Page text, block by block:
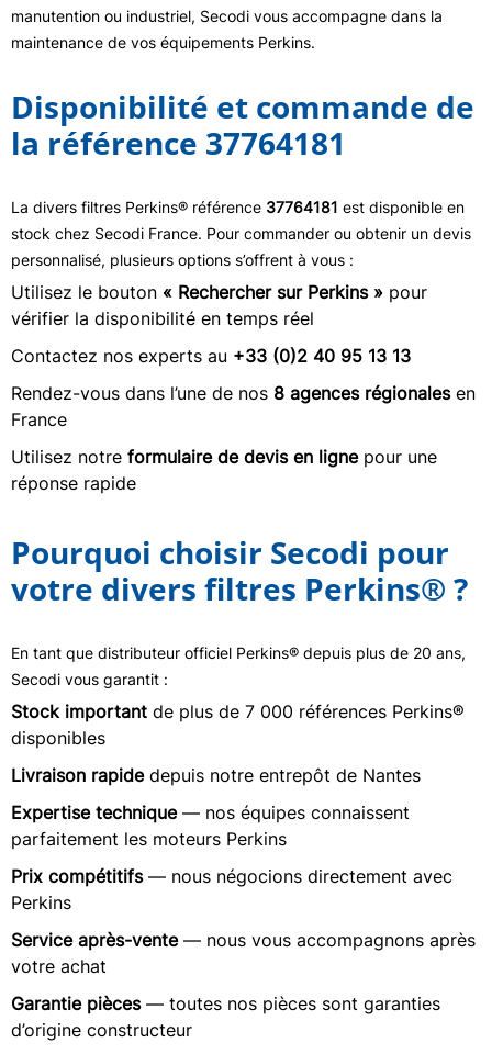
manutention ou industriel, Secodi vous accompagne dans la
maintenance de vos équipements Perkins.
Disponibilité et commande de
la référence 37764181
La divers filtres Perkins® référence 37764181 est disponible en
stock chez Secodi France. Pour commander ou obtenir un devis
personnalisé, plusieurs options s’offrent à vous :
Utilisez le bouton « Rechercher sur Perkins » pour
vérifier la disponibilité en temps réel
Contactez nos experts au +33 (0)2 40 95 13 13
Rendez-vous dans l’une de nos 8 agences régionalesen
France
Utilisez notre formulaire de devis en lignepour une
réponse rapide
Pourquoi choisir Secodi pour
votre divers filtres Perkins® ?
En tant que distributeur officiel Perkins® depuis plus de 20 ans,
Secodi vous garantit :
Stock important de plus de 7 000 références Perkins®
disponibles
Livraison rapidedepuis notre entrepôt de Nantes
Expertise technique— nos équipes connaissent
parfaitement les moteurs Perkins
Prix compétitifs— nous négocions directement avec
Perkins
Service après-vente— nous vous accompagnons après
votre achat
Garantie pièces— toutes nos pièces sont garanties
d’origine constructeur